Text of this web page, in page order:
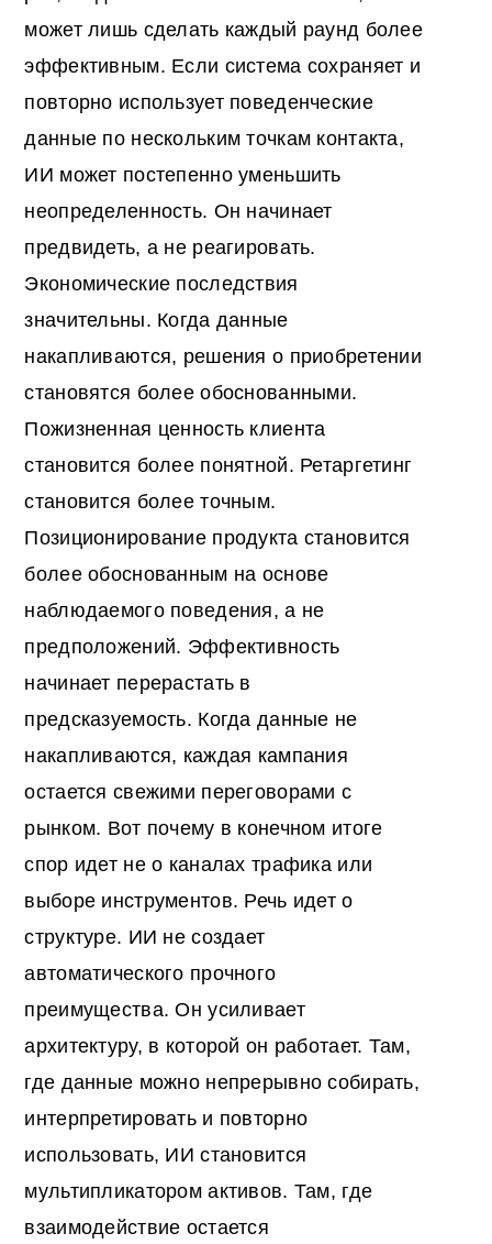
может лишь сделать каждый раунд более
эффективным. Если система сохраняет и
повторно использует поведенческие
данные по нескольким точкам контакта,
ИИ может постепенно уменьшить
неопределенность. Он начинает
предвидеть, а не реагировать.
Экономические последствия
значительны. Когда данные
накапливаются, решения о приобретении
становятся более обоснованными.
Пожизненная ценность клиента
становится более понятной. Ретаргетинг
становится более точным.
Позиционирование продукта становится
более обоснованным на основе
наблюдаемого поведения, а не
предположений. Эффективность
начинает перерастать в
предсказуемость. Когда данные не
накапливаются, каждая кампания
остается свежими переговорами с
рынком. Вот почему в конечном итоге
спор идет не о каналах трафика или
выборе инструментов. Речь идет о
структуре. ИИ не создает
автоматического прочного
преимущества. Он усиливает
архитектуру, в которой он работает. Там,
где данные можно непрерывно собирать,
интерпретировать и повторно
использовать, ИИ становится
мультипликатором активов. Там, где
взаимодействие остается